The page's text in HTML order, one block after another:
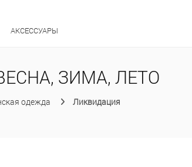
АКСЕССУАРЫ
ЗИМА, ЛЕТО
одежда Ликвидация